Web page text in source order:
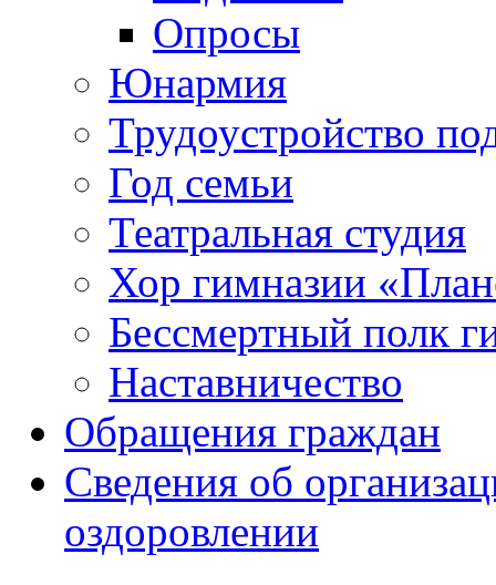
Опросы
Юнармия
Трудоустройство
Год семьи
Театральная студия
Хор гимназии
Бессмертный полк
Наставничество
Обращения граждан
Сведения об
оздоровлении